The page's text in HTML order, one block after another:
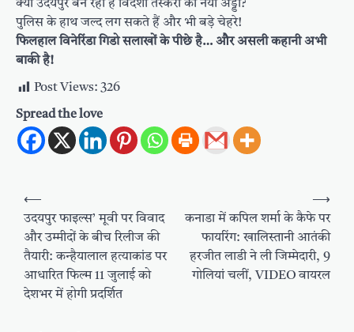
क्या उदयपुर बन रहा है विदेशी तस्करों का नया अड्डा?
पुलिस के हाथ जल्द लग सकते हैं और भी बड़े चेहरे!
फिलहाल विनेरिंडा गिडो सलाखों के पीछे है… और असली कहानी अभी
बाकी है!
Post Views: 326
Spread the love
Post
navigation
⟵
उदयपुर फाइल्स’ मूवी पर विवाद
और उम्मीदों के बीच रिलीज की
तैयारी: कन्हैयालाल हत्याकांड पर
आधारित फिल्म 11 जुलाई को
देशभर में होगी प्रदर्शित
कनाडा में कपिल शर्मा के कैफे पर
फायरिंग: खालिस्तानी आतंकी
हरजीत लाडी ने ली जिम्मेदारी, 9
गोलियां चलीं, VIDEO वायरल
⟶